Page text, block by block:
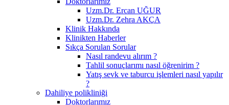
Uzm.Dr. Ercan UĞUR
Uzm.Dr. Zehra AKÇA
Klinik Hakkında
Klinikten Haberler
Sıkça Sorulan Sorular
Nasıl randevu alırım ?
Tahlil sonuçlarımı nasıl öğrenirim ?
Yatış sevk ve taburcu işlemleri nasıl yapılır
?
Dahiliye polikliniği
Doktorlarımız